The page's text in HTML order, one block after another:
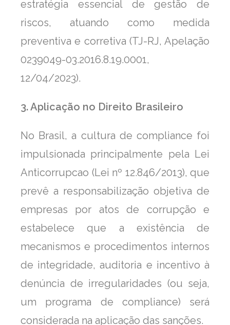
estratégia essencial de gestão de
riscos, atuando como medida
preventiva e corretiva (TJ-RJ, Apelação
0239049-03.2016.8.19.0001,
12/04/2023).
3. Aplicação no Direito Brasileiro
No Brasil, a cultura de compliance foi
impulsionada principalmente pela Lei
Anticorrupcao (Lei nº 12.846/2013), que
prevê a responsabilização objetiva de
empresas por atos de corrupção e
estabelece que a existência de
mecanismos e procedimentos internos
de integridade, auditoria e incentivo à
denúncia de irregularidades (ou seja,
um programa de compliance) será
considerada na aplicação das sanções.